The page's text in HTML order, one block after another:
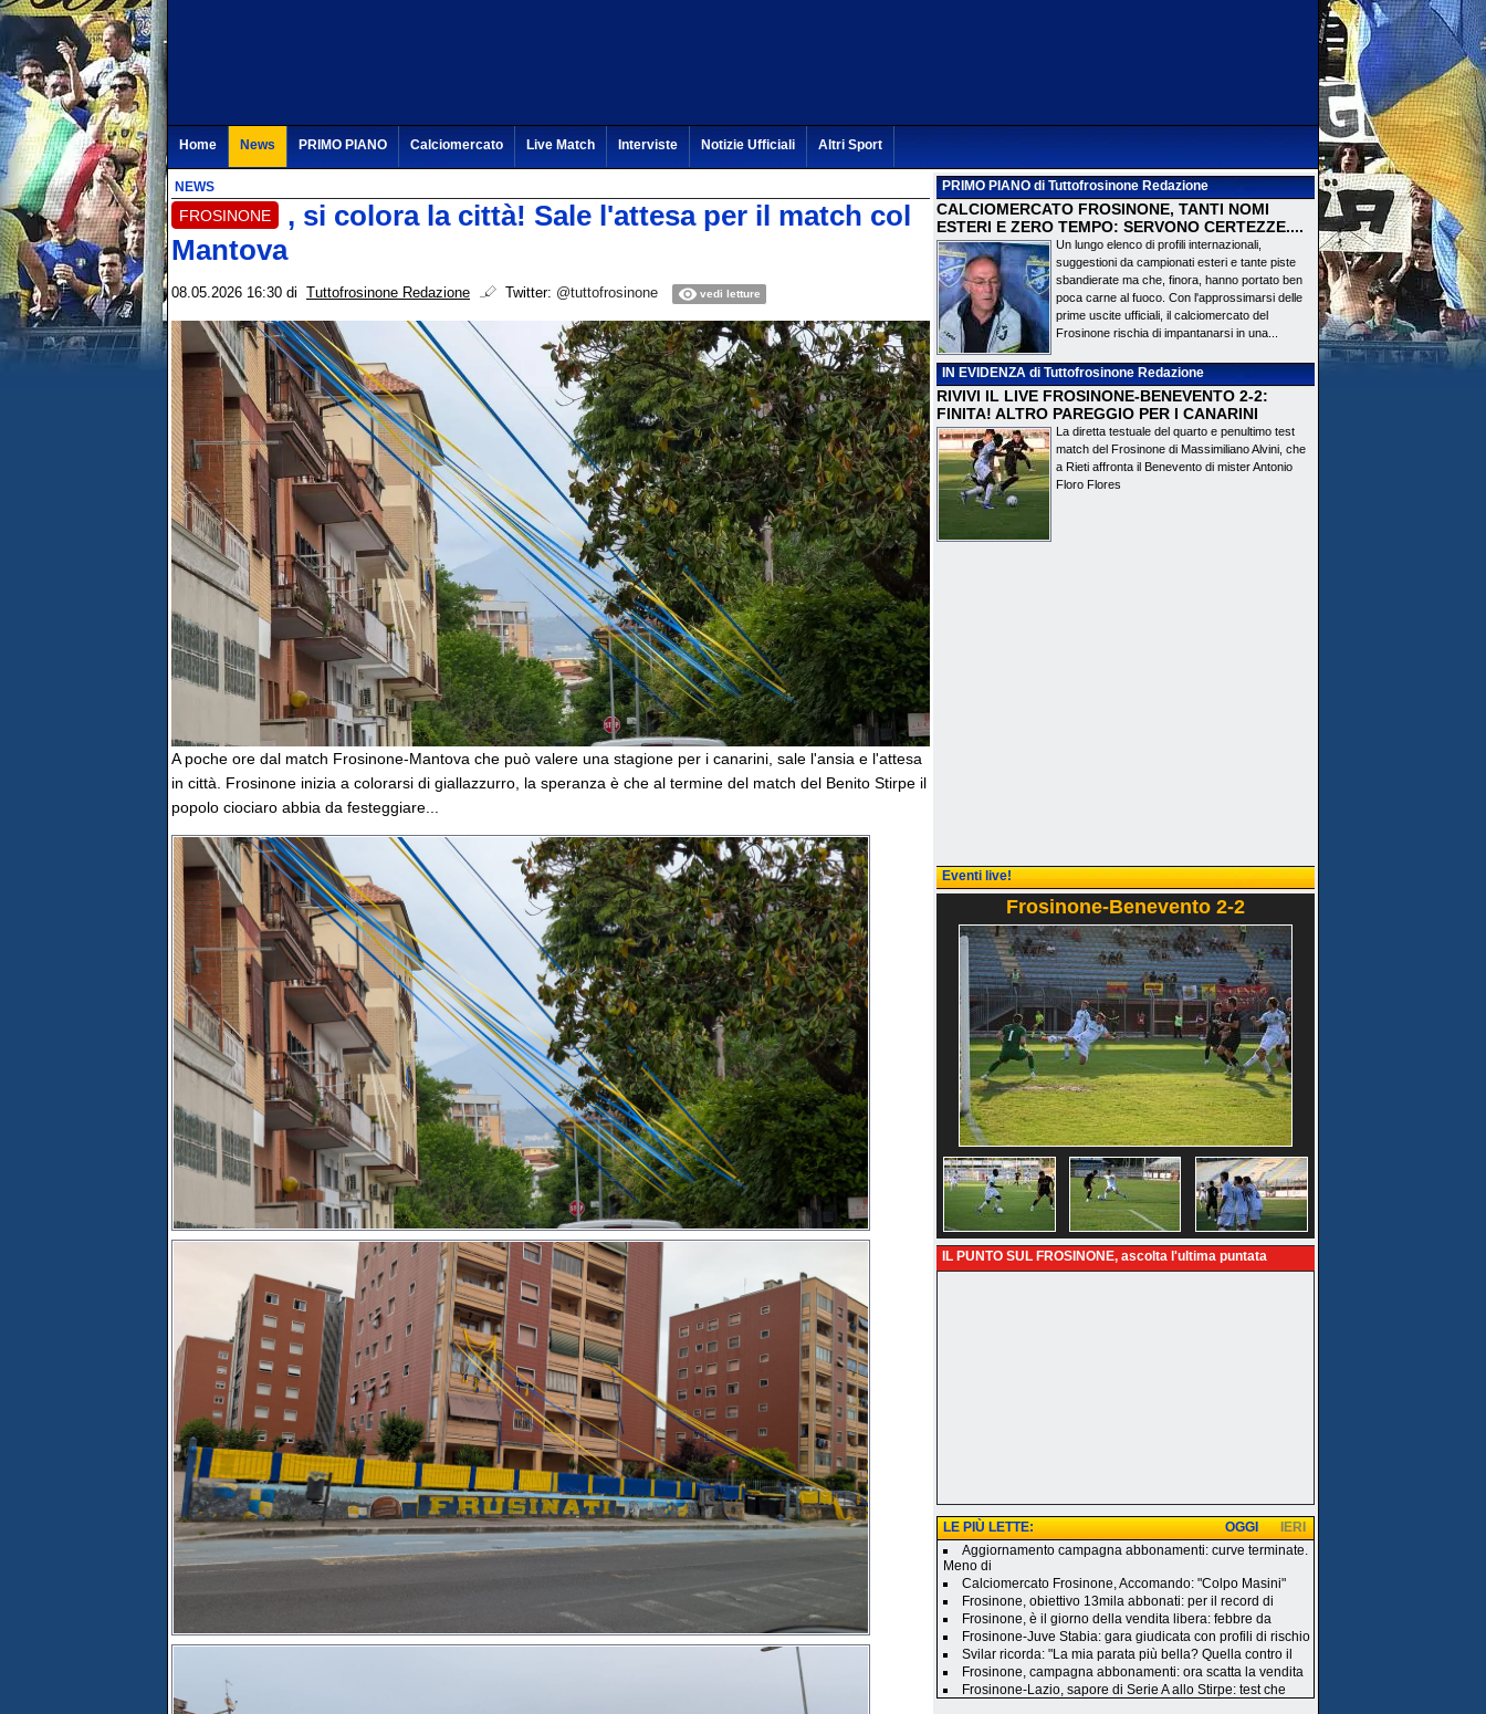
Home News PRIMO PIANO Calciomercato Live Match Interviste Notizie Ufficiali Altri Sport
NEWS
FROSINONE
, si colora la città! Sale l'attesa per il match col
Mantova
08.05.2026 16:30 di Tuttofrosinone Redazione Twitter: @tuttofrosinone vedi letture
A poche ore dal match Frosinone-Mantova che può valere una stagione per i canarini, sale l'ansia e l'attesa
in città. Frosinone inizia a colorarsi di giallazzurro, la speranza è che al termine del match del Benito Stirpe il
popolo ciociaro abbia da festeggiare...
PRIMO PIANOdi Tuttofrosinone Redazione
CALCIOMERCATO FROSINONE, TANTI NOMI
ESTERI E ZERO TEMPO: SERVONO CERTEZZE....
Un lungo elenco di profili internazionali,
suggestioni da campionati esteri e tante piste
sbandierate ma che, finora, hanno portato ben
poca carne al fuoco. Con l'approssimarsi delle
prime uscite ufficiali, il calciomercato del
Frosinone rischia di impantanarsi in una...
IN EVIDENZAdi Tuttofrosinone Redazione
RIVIVI IL LIVE FROSINONE-BENEVENTO 2-2:
FINITA! ALTRO PAREGGIO PER I CANARINI
La diretta testuale del quarto e penultimo test
match del Frosinone di Massimiliano Alvini, che
a Rieti affronta il Benevento di mister Antonio
Floro Flores
Eventi live!
Frosinone-Benevento 2-2
IL PUNTO SUL FROSINONE, ascolta l'ultima puntata
LE PIÙ LETTE: IERI
OGGI
Aggiornamento campagna abbonamenti: curve terminate.
Meno di
Calciomercato Frosinone, Accomando: "Colpo Masini"
Frosinone, obiettivo 13mila abbonati: per il record di
Frosinone, è il giorno della vendita libera: febbre da
Frosinone-Juve Stabia: gara giudicata con profili di rischio
Svilar ricorda: "La mia parata più bella? Quella contro il
Frosinone, campagna abbonamenti: ora scatta la vendita
Frosinone-Lazio, sapore di Serie A allo Stirpe: test che